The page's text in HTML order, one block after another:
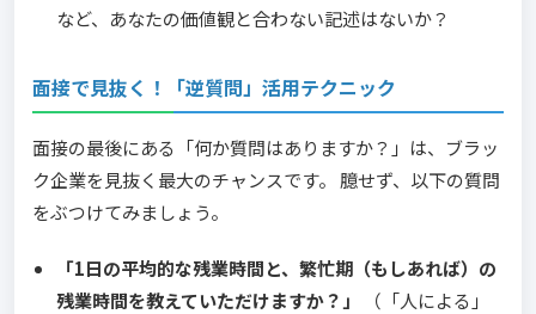
など、あなたの価値観と合わない記述はないか？
面接で見抜く！「逆質問」活用テクニック
面接の最後にある「何か質問はありますか？」は、ブラッ
ク企業を見抜く最大のチャンスです。 臆せず、以下の質問
をぶつけてみましょう。
「1日の平均的な残業時間と、繁忙期（もしあれば）の
残業時間を教えていただけますか？」
（「人による」